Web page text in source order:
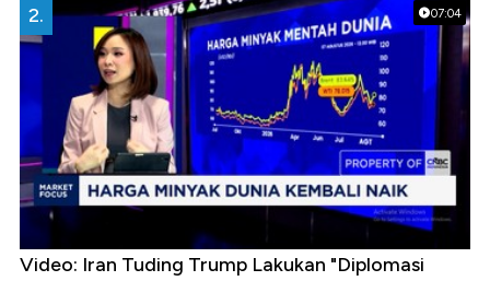
07:04
2.
Video: Iran Tuding Trump Lakukan "Diplomasi